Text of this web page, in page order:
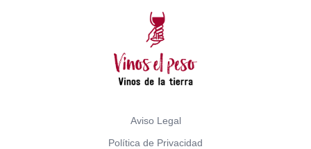
Aviso Legal
Política de Privacidad